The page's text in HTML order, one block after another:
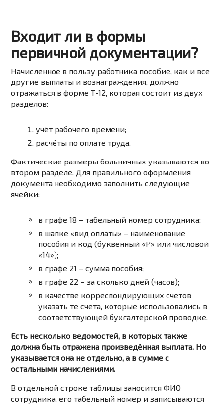
Входит ли в формы
первичной документации?
Начисленное в пользу работника пособие, как и все
другие выплаты и вознаграждения, должно
отражаться в форме Т-12, которая состоит из двух
разделов:
учёт рабочего времени;
расчёты по оплате труда.
Фактические размеры больничных указываются во
втором разделе. Для правильного оформления
документа необходимо заполнить следующие
ячейки:
в графе 18 – табельный номер сотрудника;
в шапке «вид оплаты» – наименование
пособия и код (буквенный «Р» или числовой
«14»);
в графе 21 – сумма пособия;
в графе 22 – за сколько дней (часов);
в качестве корреспондирующих счетов
указать те счета, которые использовались в
соответствующей бухгалтерской проводке.
Есть несколько ведомостей, в которых также
должна быть отражена произведённая выплата. Но
указывается она не отдельно, а в сумме с
остальными начислениями.
В отдельной строке таблицы заносится ФИО
сотрудника, его табельный номер и записываются